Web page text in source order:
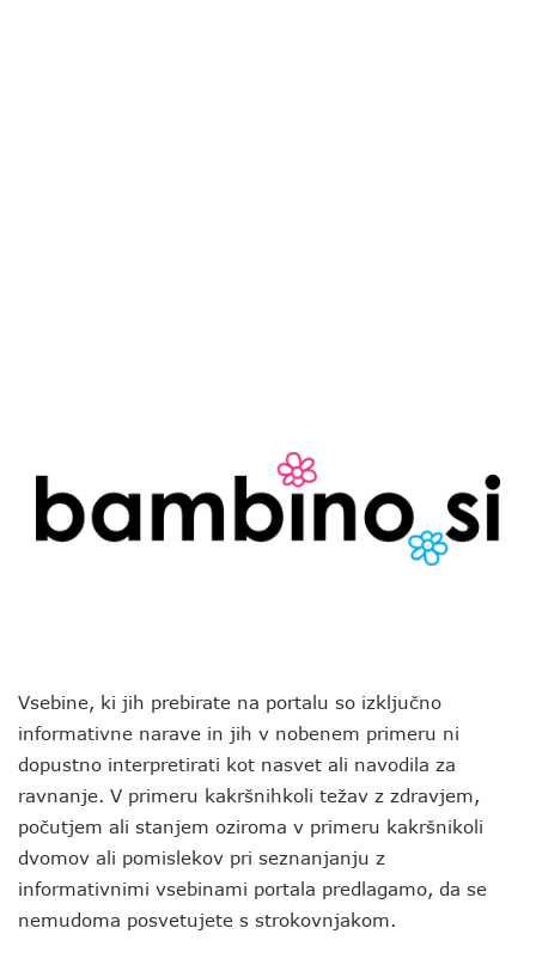
Vsebine, ki jih prebirate na portalu so izključno
informativne narave in jih v nobenem primeru ni
dopustno interpretirati kot nasvet ali navodila za
ravnanje. V primeru kakršnihkoli težav z zdravjem,
počutjem ali stanjem oziroma v primeru kakršnikoli
dvomov ali pomislekov pri seznanjanju z
informativnimi vsebinami portala predlagamo, da se
nemudoma posvetujete s strokovnjakom.